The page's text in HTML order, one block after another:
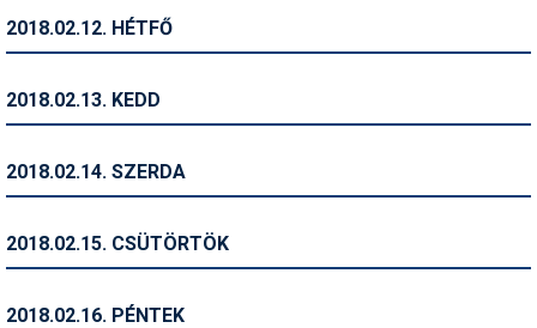
2018.02.12. HÉTFŐ
2018.02.13. KEDD
2018.02.14. SZERDA
2018.02.15. CSÜTÖRTÖK
2018.02.16. PÉNTEK